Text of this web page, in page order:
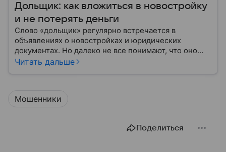
Дольщик: как вложиться в новостройку
и не потерять деньги
Слово «дольщик» регулярно встречается в
объявлениях о новостройках и юридических
документах. Но далеко не все понимают, что оно
означает.
Читать дальше
Мошенники
Поделиться